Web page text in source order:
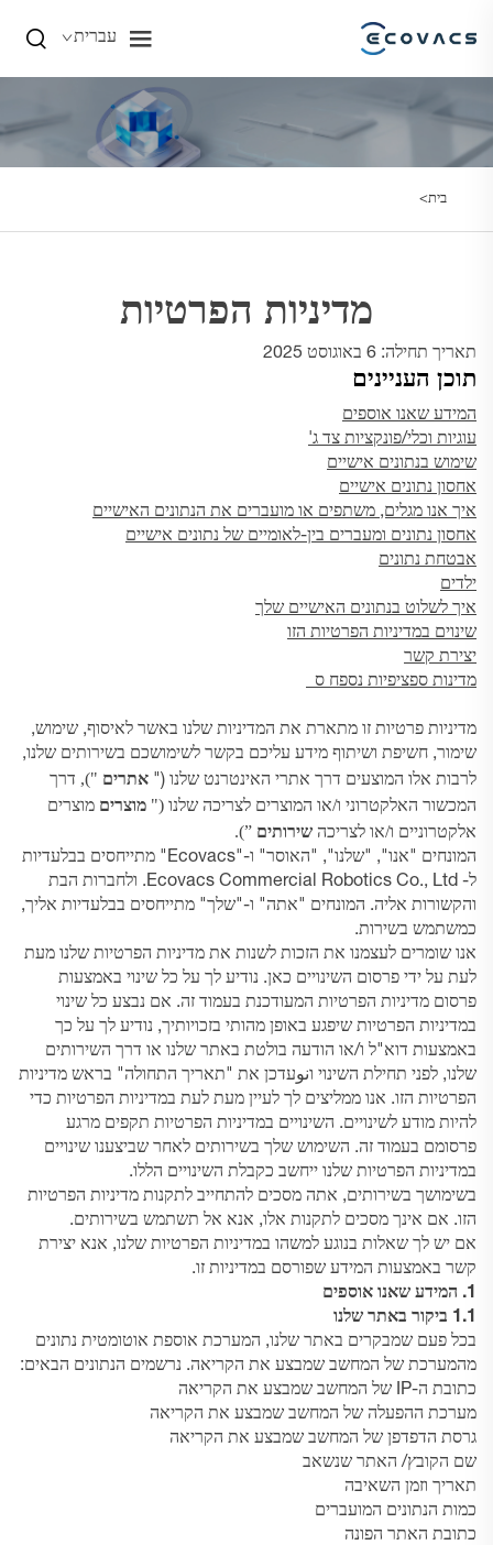
עברית
בית>
מדיניות הפרטיות
תאריך תחילה: 6 באוגוסט 2025
תוכן העניינים
המידע שאנו אוספים
עוגיות וכלי/פונקציות צד ג'
שימוש בנתונים אישיים
אחסון נתונים אישיים
איך אנו מגלים, משתפים או מועברים את הנתונים האישיים
אחסון נתונים ומעברים בין-לאומיים של נתונים אישיים
אבטחת נתונים
ילדים
איך לשלוט בנתונים האישיים שלך
שינוים במדיניות הפרטיות הזו
יצירת קשר
מדינות ספציפיות נספח ס
מדיניות פרטיות זו מתארת את המדיניות שלנו באשר לאיסוף, שימוש,
שימור, חשיפת ושיתוף מידע עליכם בקשר לשימושכם בשירותים שלנו,
לרבות אלו המוצעים דרך אתרי האינטרנט שלנו (" אתרים "), דרך
המכשור האלקטרוני ו/או המוצרים לצריכה שלנו (" מוצרים מוצרים
אלקטרוניים ו/או לצריכה שירותים ”).
המונחים "אנו", "שלנו", "האוסר" ו-"Ecovacs" מתייחסים בבלעדיות
ל- Ecovacs Commercial Robotics Co., Ltd. ולחברות הבת
והקשורות אליה. המונחים "אתה" ו-"שלך" מתייחסים בבלעדיות אליך,
כמשתמש בשירות.
אנו שומרים לעצמנו את הזכות לשנות את מדיניות הפרטיות שלנו מעת
לעת על ידי פרסום השינויים כאן. נודיע לך על כל שינוי באמצעות
פרסום מדיניות הפרטיות המעודכנת בעמוד זה. אם נבצע כל שינוי
במדיניות הפרטיות שיפגע באופן מהותי בזכויותיך, נודיע לך על כך
באמצעות דוא"ל ו/או הודעה בולטת באתר שלנו או דרך השירותים
שלנו, לפני תחילת השינוי וنوעדכן את "תאריך התחולה" בראש מדיניות
הפרטיות הזו. אנו ממליצים לך לעיין מעת לעת במדיניות הפרטיות כדי
להיות מודע לשינויים. השינויים במדיניות הפרטיות תקפים מרגע
פרסומם בעמוד זה. השימוש שלך בשירותים לאחר שביצענו שינויים
במדיניות הפרטיות שלנו ייחשב כקבלת השינויים הללו.
בשימושך בשירותים, אתה מסכים להתחייב לתקנות מדיניות הפרטיות
הזו. אם אינך מסכים לתקנות אלו, אנא אל תשתמש בשירותים.
אם יש לך שאלות בנוגע למשהו במדיניות הפרטיות שלנו, אנא יצירת
קשר באמצעות המידע שפורסם במדיניות זו.
1. המידע שאנו אוספים
1.1 ביקור באתר שלנו
בכל פעם שמבקרים באתר שלנו, המערכת אוספת אוטומטית נתונים
מהמערכת של המחשב שמבצע את הקריאה. נרשמים הנתונים הבאים:
כתובת ה-IP של המחשב שמבצע את הקריאה
מערכת ההפעלה של המחשב שמבצע את הקריאה
גרסת הדפדפן של המחשב שמבצע את הקריאה
שם הקובץ/ האתר שנשאב
תאריך וזמן השאיבה
כמות הנתונים המועברים
כתובת האתר הפונה